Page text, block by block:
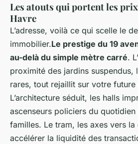
Les atouts qui portent les
Havre
L’adresse, voilà ce qui scelle le
immobilier.Le prestige du 19
au-delà du simple mètre carré.
proximité des jardins suspendus,
rares, tout rejaillit sur votre future
L’architecture séduit, les halls
ascenseurs policiers du quotidien
familles. Le tram, les axes vers
accélérer la liquidité des